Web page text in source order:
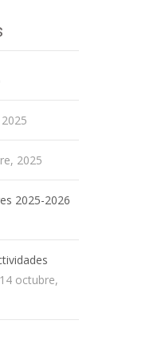
2025
2025-2026
14 octubre,